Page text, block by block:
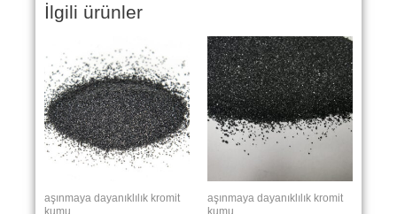
İlgili ürünler
aşınmaya dayanıklılık kromit
kumu
aşınmaya dayanıklılık kromit
kumu